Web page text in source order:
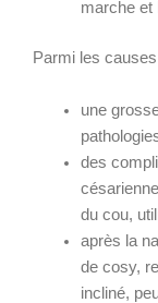
marche et
Parmi les
une
des
du cou,
après la
de cosy,
incliné,